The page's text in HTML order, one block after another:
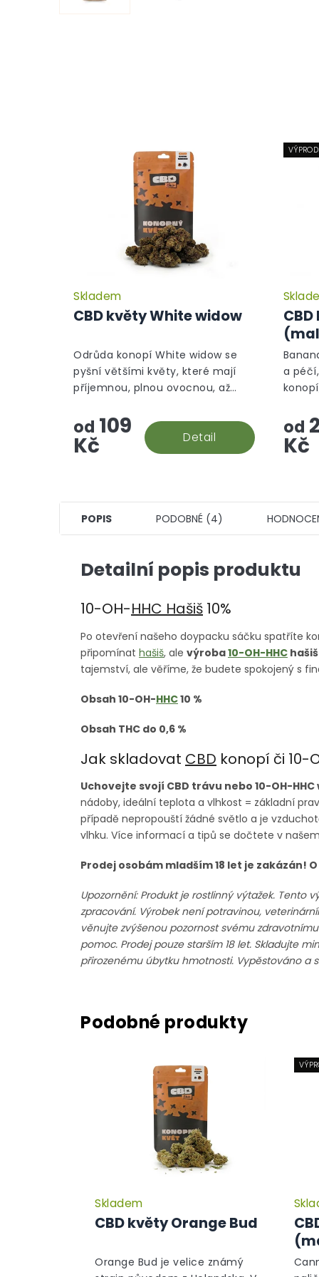
CBD květy White widow
Průměrné
hodnocení
produktu
hvězdiček.
Skladem
od 109
Kč Detail
Odrůda konopí White widow se
pyšní většími květy, které mají
příjemnou, plnou ovocnou, až
od
Kč
a
oázy.
POPIS PODOBNÉ (4)
Detailní popis produktu
10-OH-HHC Hašiš 10%
Po otevření našeho doypacku sáčku spatříte
připomínat hašiš, ale výroba10-OH-HHC
tajemství, ale věříme, že budete spokojený s
Obsah 10-OH-HHC10 %
Obsah THC do 0,6 %
Jak skladovat CBD konopí či 10-
Uchovejte svojí CBD trávu nebo 10-OH-
nádoby, ideální teplota a vlhkost = základní
případě nepropouští žádné světlo a je
vlhku. Více informací a tipů se dočtete v
Prodej osobám mladším 18 let je zakázán!
Upozornění: Produkt je rostlinný výtažek. Tento
zpracování. Výrobek není potravinou,
věnujte zvýšenou pozornost svému
pomoc. Prodej pouze starším 18 let. Skladujte
přirozenému úbytku hmotnosti. Vypěstováno a
CBD květy Orange Bud
Průměrné
hodnocení
produktu
Skladem
Orange Bud je velice známý